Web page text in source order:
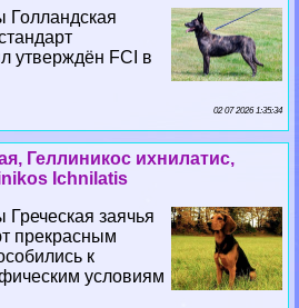
Голландская
утверждён FCI в
02 07 2026 1:35:34
Геллиникос ихнилатис,
Ichnilatis
заячья
прекрасным
к
условиям